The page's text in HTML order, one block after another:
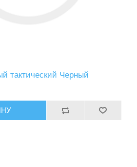
тактический Черный